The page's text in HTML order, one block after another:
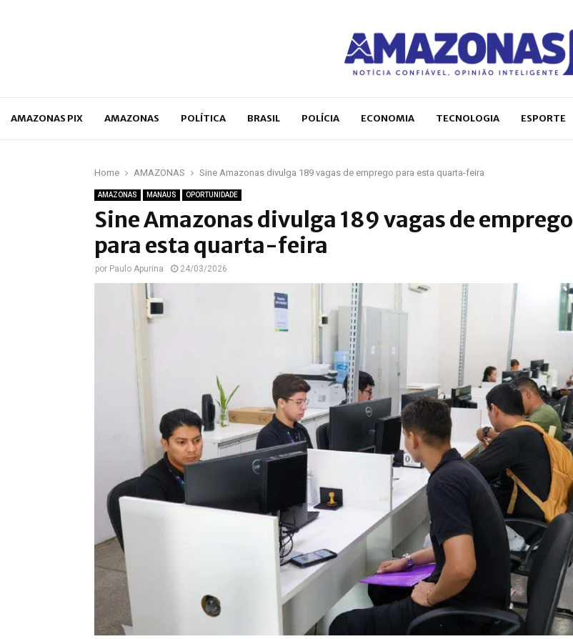
AMAZONAS PIX AMAZONAS POLÍTICA BRASIL POLÍCIA ECONOMIA TECNOLOGIA ESPORTE
Home AMAZONAS Sine Amazonas divulga 189 vagas de emprego para esta quarta-feira
AMAZONAS MANAUS OPORTUNIDADE
Sine Amazonas divulga 189 vagas de emprego
para esta quarta-feira
por Paulo Apurina 24/03/2026